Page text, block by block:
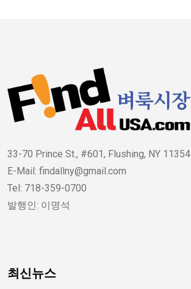
33-70 Prince St., #601, Flushing, NY 11354
E-Mail: findallny@gmail.com
Tel: 718-359-0700
발행인: 이명석
최신뉴스